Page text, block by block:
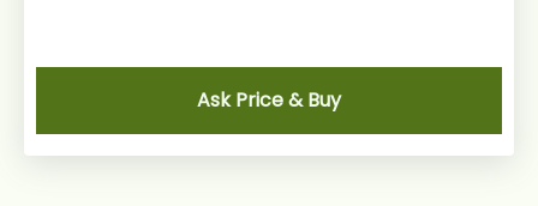
Ask Price & Buy